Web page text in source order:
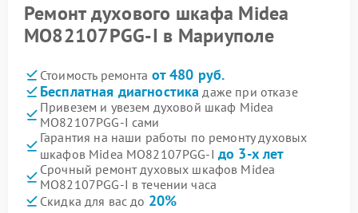
Ремонт духового шкафа Midea
MO82107PGG-I в Мариуполе
Стоимость ремонта от 480 руб.
Бесплатная диагностика даже при отказе
Привезем и увезем духовой шкаф Midea
MO82107PGG-I сами
Гарантия на наши работы по ремонту духовых
шкафов Midea MO82107PGG-I до 3-х лет
Срочный ремонт духовых шкафов Midea
MO82107PGG-I в течении часа
Скидка для вас до 20%